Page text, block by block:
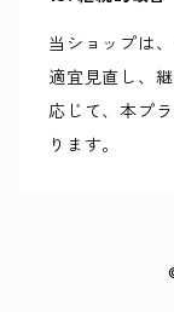
当ショップは
適宜見直し、
応じて、本プ
ります。